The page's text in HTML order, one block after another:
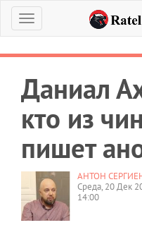
Меню
Даниал
кто из
пишет
АНТОН
Среда, 20 Дек
14:00